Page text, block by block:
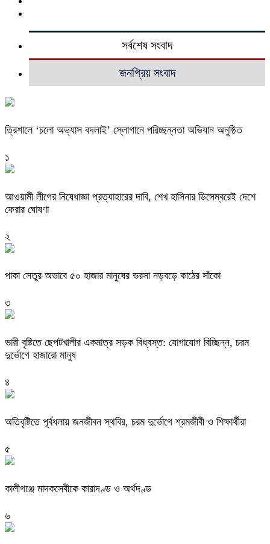
সর্বশেষ সংবাদ
জনপ্রিয় সংবাদ
‎ত্রিশালে ‘চলো অভ্যাস বদলাই’ স্লোগানে পরিচ্ছন্নতা অভিযান অনুষ্ঠিত
১
আওয়ামী লীগের নিষেধাজ্ঞা প্রত্যাহারের দাবি, শেখ হাসিনার ডিসেম্বরেই দেশে
ফেরার ঘোষণা
২
পাকা সেতুর অভাবে ৫০ হাজার মানুষের ভরসা নড়বড়ে কাঠের সাঁকো
৩
ভারী বৃষ্টিতে ছেপটখালীর একমাত্র সড়ক বিধ্বস্ত: যোগাযোগ বিচ্ছিন্ন, চরম
দুর্ভোগে হাজারো মানুষ
৪
অতিবৃষ্টিতে পূর্বধলায় জনজীবন স্থবির, চরম দুর্ভোগে শ্রমজীবী ও শিক্ষার্থীরা
৫
কালীগঞ্জে মাদকসেবীকে কারাদণ্ড ও অর্থদণ্ড
৬